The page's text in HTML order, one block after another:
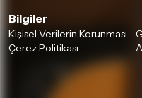
Bilgiler
Kişisel Verilerin Korunması
Çerez Politikası